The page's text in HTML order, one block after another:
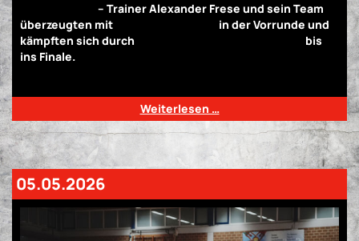
– Trainer Alexander Frese und sein Team
überzeugten mit
in der Vorrunde und
kämpften sich durch
bis
ins Finale.
Weiterlesen …
05.05.2026